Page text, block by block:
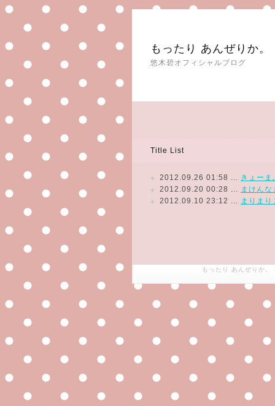
もったり あんぜりか。
悠木碧オフィシャルブログ
Title List
2012.09.26 01:58 ... きょー
2012.09.20 00:28 ... まけん
2012.09.10 23:12 ... まりま
もったり あんぜりか。